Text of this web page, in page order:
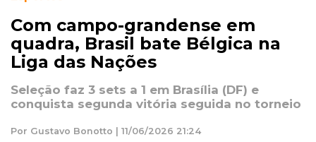
Com campo-grandense em
quadra, Brasil bate Bélgica na
Liga das Nações
Seleção faz 3 sets a 1 em Brasília (DF) e
conquista segunda vitória seguida no torneio
Por Gustavo Bonotto | 11/06/2026 21:24